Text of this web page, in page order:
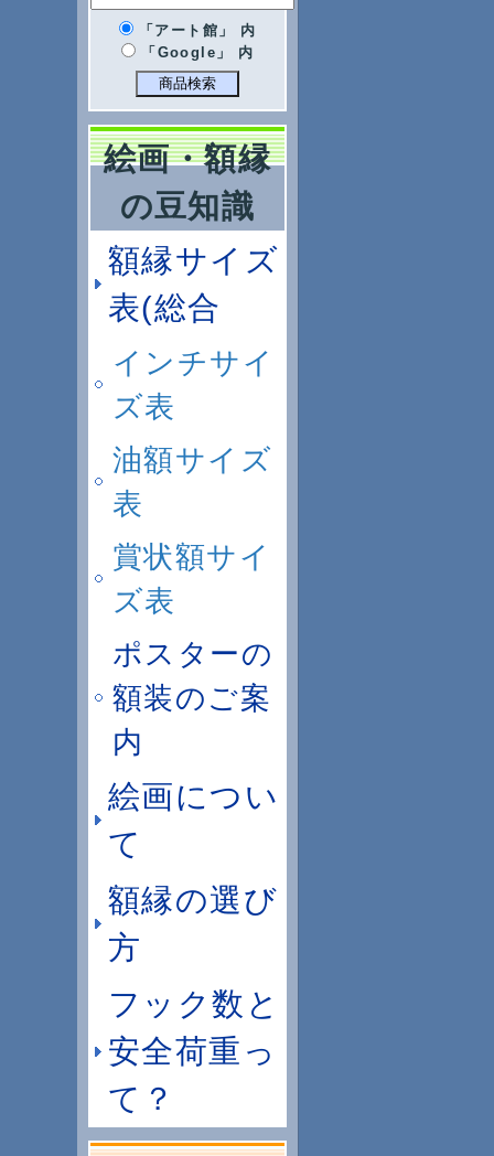
「アート館」 内
「Google」 内
絵画・額縁
の豆知識
額縁サイズ
表(総合
インチサイ
ズ表
油額サイズ
表
賞状額サイ
ズ表
ポスターの
額装のご案
内
絵画につい
て
額縁の選び
方
フック数と
安全荷重っ
て？